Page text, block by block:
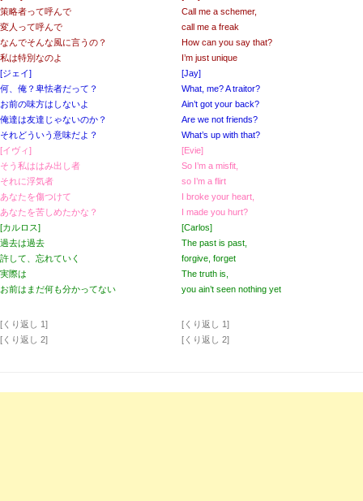
策略者って呼んで
変人って呼んで
なんでそんな風に言うの？
私は特別なのよ
[ジェイ]
何、俺？卑怯者だって？
お前の味方はしないよ
俺達は友達じゃないのか？
それどういう意味だよ？
[イヴィ]
そう私ははみ出し者
それに浮気者
あなたを傷つけて
あなたを苦しめたかな？
[カルロス]
過去は過去
許して、忘れていく
実際は
お前はまだ何も分かってない
[くり返し 1]
[くり返し 2]
Call me a schemer,
call me a freak
How can you say that?
I’m just unique
[Jay]
What, me? A traitor?
Ain’t got your back?
Are we not friends?
What’s up with that?
[Evie]
So I’m a misfit,
so I’m a flirt
I broke your heart,
I made you hurt?
[Carlos]
The past is past,
forgive, forget
The truth is,
you ain’t seen nothing yet
[くり返し 1]
[くり返し 2]